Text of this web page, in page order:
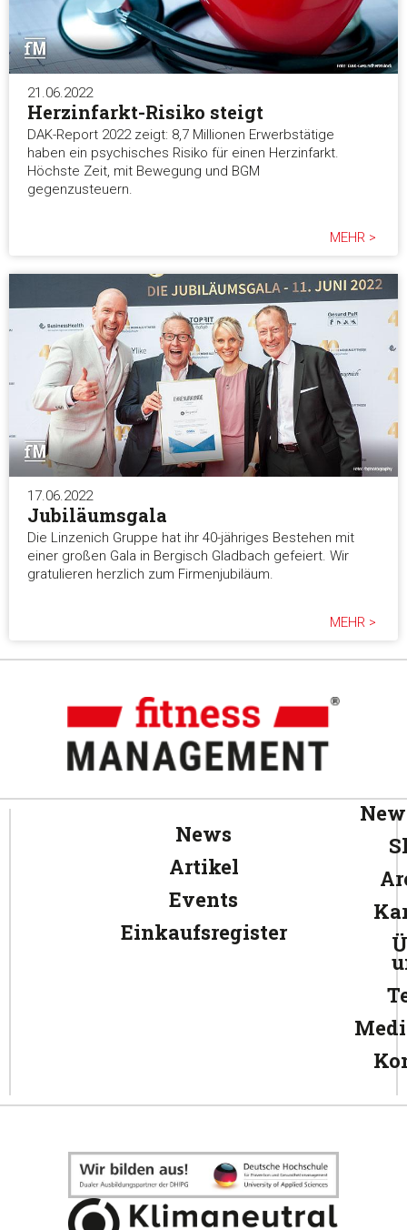
21.06.2022
Herzinfarkt-Risiko steigt
DAK-Report 2022 zeigt: 8,7 Millionen Erwerbstätige
haben ein psychisches Risiko für einen Herzinfarkt.
Höchste Zeit, mit Bewegung und BGM
gegenzusteuern.
MEHR >
17.06.2022
Jubiläumsgala
Die Linzenich Gruppe hat ihr 40-jähriges Bestehen mit
einer großen Gala in Bergisch Gladbach gefeiert. Wir
gratulieren herzlich zum Firmenjubiläum.
MEHR >
News
Artikel
Events
Einkaufsregister